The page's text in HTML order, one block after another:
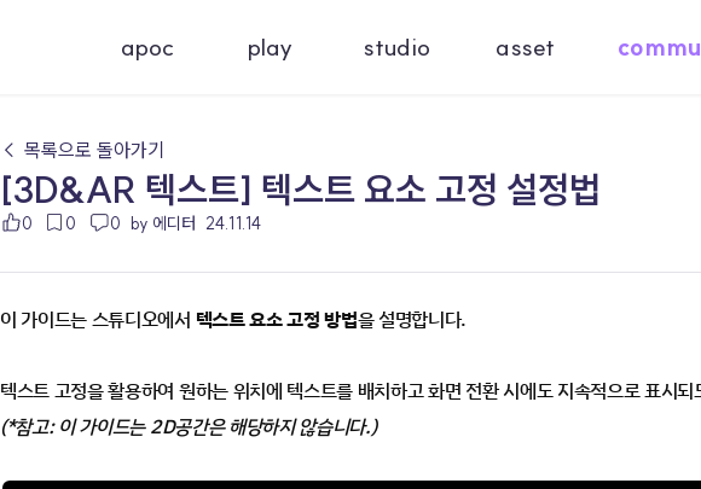
apoc play studio asset
← 목록으로 돌아가기
[3D&AR 텍스트] 텍스트 요소 고정 설정법
0 0 0 by 에디터 24.11.14
이 가이드는 스튜디오에서 텍스트 요소 고정 방법을 설명합니다.
텍스트 고정을 활용하여 원하는 위치에 텍스트를 배치하고 화면 전환 시에도 지속적으로 표시
(*참고: 이 가이드는 2D공간은 해당하지 않습니다.)